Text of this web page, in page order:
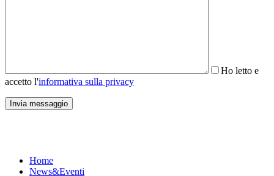
Ho letto e
accetto l'informativa sulla privacy
Home
News&Eventi